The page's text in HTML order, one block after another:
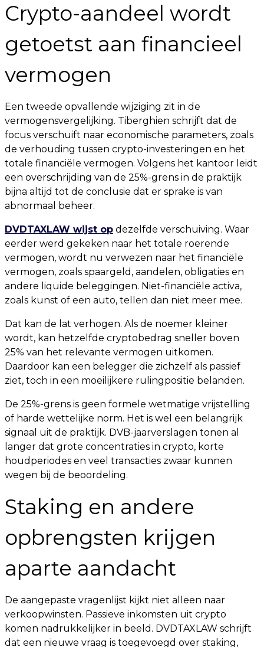
Crypto-aandeel wordt
getoetst aan financieel
vermogen
Een tweede opvallende wijziging zit in de
vermogensvergelijking. Tiberghien schrijft dat de
focus verschuift naar economische parameters, zoals
de verhouding tussen crypto-investeringen en het
totale financiële vermogen. Volgens het kantoor leidt
een overschrijding van de 25%-grens in de praktijk
bijna altijd tot de conclusie dat er sprake is van
abnormaal beheer.
DVDTAXLAW wijst op dezelfde verschuiving. Waar
eerder werd gekeken naar het totale roerende
vermogen, wordt nu verwezen naar het financiële
vermogen, zoals spaargeld, aandelen, obligaties en
andere liquide beleggingen. Niet-financiële activa,
zoals kunst of een auto, tellen dan niet meer mee.
Dat kan de lat verhogen. Als de noemer kleiner
wordt, kan hetzelfde cryptobedrag sneller boven
25% van het relevante vermogen uitkomen.
Daardoor kan een belegger die zichzelf als passief
ziet, toch in een moeilijkere rulingpositie belanden.
De 25%-grens is geen formele wetmatige vrijstelling
of harde wettelijke norm. Het is wel een belangrijk
signaal uit de praktijk. DVB-jaarverslagen tonen al
langer dat grote concentraties in crypto, korte
houdperiodes en veel transacties zwaar kunnen
wegen bij de beoordeling.
Staking en andere
opbrengsten krijgen
aparte aandacht
De aangepaste vragenlijst kijkt niet alleen naar
verkoopwinsten. Passieve inkomsten uit crypto
komen nadrukkelijker in beeld. DVDTAXLAW schrijft
dat een nieuwe vraag is toegevoegd over staking,